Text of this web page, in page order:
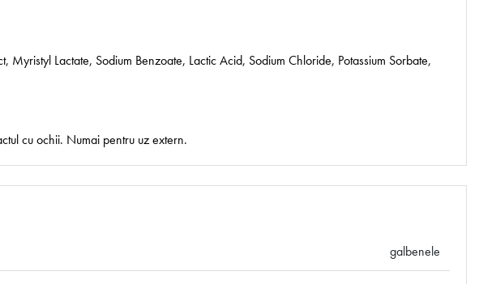
Lactate, Sodium Benzoate, Lactic Acid, Sodium Chloride, Potassium Sorbate,
cu ochii. Numai pentru uz extern.
galbenele